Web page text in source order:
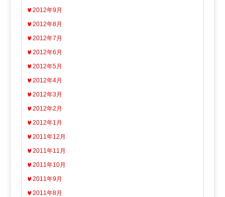
2012年9月
2012年8月
2012年7月
2012年6月
2012年5月
2012年4月
2012年3月
2012年2月
2012年1月
2011年12月
2011年11月
2011年10月
2011年9月
2011年8月